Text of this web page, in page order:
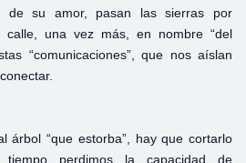
de su amor, pasan las sierras por
calle, una vez más, en nombre “del
“comunicaciones”, que nos aíslan
árbol “que estorba”, hay que cortarlo
perdimos la capacidad de